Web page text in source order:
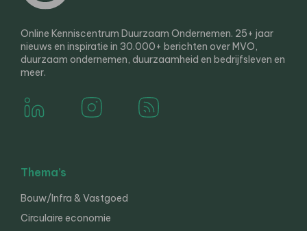
Online Kenniscentrum Duurzaam Ondernemen. 25+ jaar
nieuws en inspiratie in 30.000+ berichten over MVO,
duurzaam ondernemen, duurzaamheid en bedrijfsleven en
meer.
Thema’s
Bouw/Infra & Vastgoed
Circulaire economie